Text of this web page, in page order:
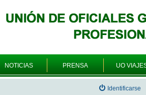
NOTICIAS PRENSA UO
Identificarse